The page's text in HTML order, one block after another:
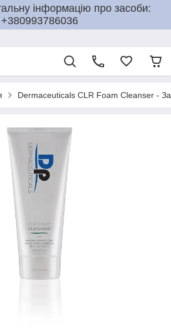
інформацію про засоби:
+380993786036
Dermaceuticals CLR Foam Cleanser -